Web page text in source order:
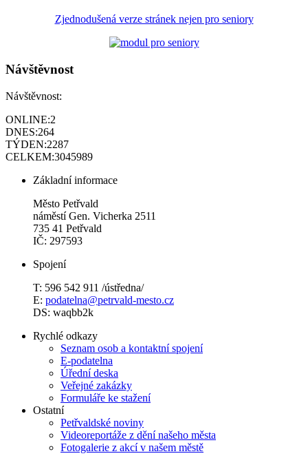
Zjednodušená verze stránek nejen pro seniory
Návštěvnost
Návštěvnost:
ONLINE:2
DNES:264
TÝDEN:2287
CELKEM:3045989
Základní informace
Město Petřvald
náměstí Gen. Vicherka 2511
735 41 Petřvald
IČ: 297593
Spojení
T: 596 542 911 /ústředna/
E: podatelna@petrvald-mesto.cz
DS: waqbb2k
Rychlé odkazy
Seznam osob a kontaktní spojení
E-podatelna
Úřední deska
Veřejné zakázky
Formuláře ke stažení
Ostatní
Petřvaldské noviny
Videoreportáže z dění našeho města
Fotogalerie z akcí v našem městě